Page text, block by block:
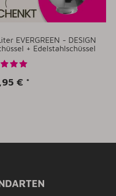
EVERGREEN - DESIGN
+ Edelstahlschüssel
€ *